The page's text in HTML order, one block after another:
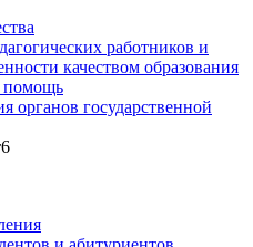
работников и
качеством образования
помощь
органов государственной
6